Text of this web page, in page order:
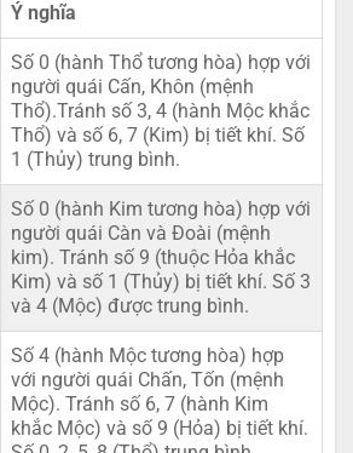
Ý nghĩa
Số 0 (hành Thổ tương hòa) hợp với
người quái Cấn, Khôn (mệnh
Thổ).Tránh số 3, 4 (hành Mộc khắc
Thổ) và số 6, 7 (Kim) bị tiết khí. Số
1 (Thủy) trung bình.
Số 0 (hành Kim tương hòa) hợp với
người quái Càn và Đoài (mệnh
kim). Tránh số 9 (thuộc Hỏa khắc
Kim) và số 1 (Thủy) bị tiết khí. Số 3
và 4 (Mộc) được trung bình.
Số 4 (hành Mộc tương hòa) hợp
với người quái Chấn, Tốn (mệnh
Mộc). Tránh số 6, 7 (hành Kim
khắc Mộc) và số 9 (Hỏa) bị tiết khí.